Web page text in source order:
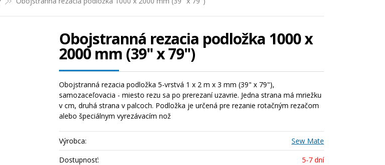
Obojstranná rezacia podložka 1000 x
2000 mm (39" x 79")
Obojstranná rezacia podložka 5-vrstvá 1 x 2 m x 3 mm (39" x 79"),
samozaceľovacia - miesto rezu sa po prerezaní uzavrie. Jedna strana má mriežku
v cm, druhá strana v palcoch. Podložka je určená pre rezanie rotačným rezačom
alebo špeciálnym vyrezávacím nož
Výrobca:
Sew Mate
Dostupnosť:
5-7 dní